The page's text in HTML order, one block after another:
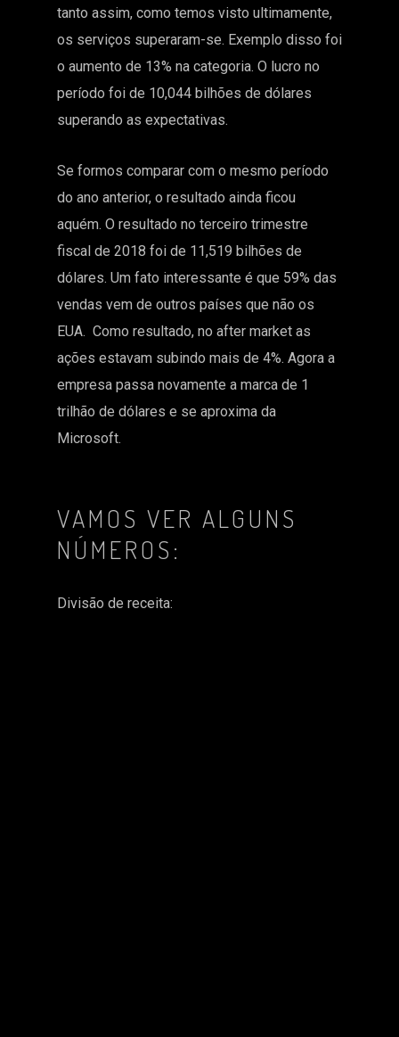
tanto assim, como temos visto ultimamente,
os serviços superaram-se. Exemplo disso foi
o aumento de 13% na categoria. O lucro no
período foi de 10,044 bilhões de dólares
superando as expectativas.
Se formos comparar com o mesmo período
do ano anterior, o resultado ainda ficou
aquém. O resultado no terceiro trimestre
fiscal de 2018 foi de 11,519 bilhões de
dólares. Um fato interessante é que 59% das
vendas vem de outros países que não os
EUA. Como resultado, no after market as
ações estavam subindo mais de 4%. Agora a
empresa passa novamente a marca de 1
trilhão de dólares e se aproxima da
Microsoft.
VAMOS VER ALGUNS
NÚMEROS:
Divisão de receita: